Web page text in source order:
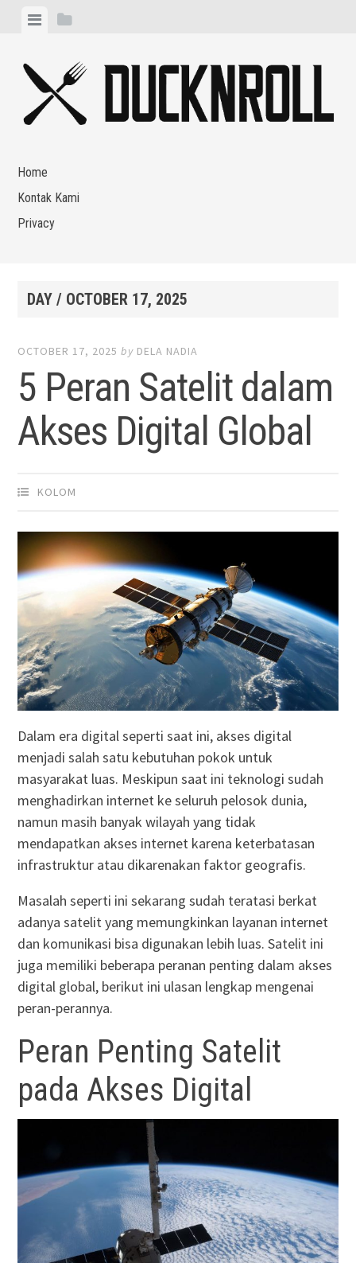
content
ViewView
Home
Kontak Kami
Privacy
DAY / OCTOBER 17, 2025
OCTOBER 17, 2025 by DELA NADIA
5 Peran Satelit dalam
Akses Digital Global
KOLOM
Dalam era digital seperti saat ini, akses digital
menjadi salah satu kebutuhan pokok untuk
masyarakat luas. Meskipun saat ini teknologi sudah
menghadirkan internet ke seluruh pelosok dunia,
namun masih banyak wilayah yang tidak
mendapatkan akses internet karena keterbatasan
infrastruktur atau dikarenakan faktor geografis.
Masalah seperti ini sekarang sudah teratasi berkat
adanya satelit yang memungkinkan layanan internet
dan komunikasi bisa digunakan lebih luas. Satelit ini
juga memiliki beberapa peranan penting dalam akses
digital global, berikut ini ulasan lengkap mengenai
peran-perannya.
Peran Penting Satelit
pada Akses Digital